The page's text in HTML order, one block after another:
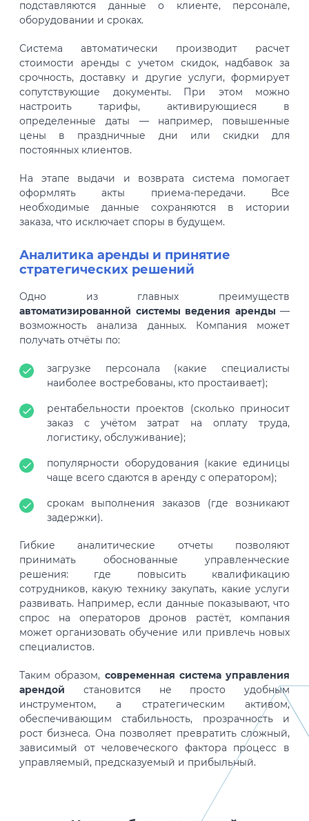
подставляются данные о клиенте, персонале,
оборудовании и сроках.
Система автоматически производит расчет
стоимости аренды с учетом скидок, надбавок за
срочность, доставку и другие услуги, формирует
сопутствующие документы. При этом можно
настроить тарифы, активирующиеся в
определенные даты — например, повышенные
цены в праздничные дни или скидки для
постоянных клиентов.
На этапе выдачи и возврата система помогает
оформлять акты приема-передачи. Все
необходимые данные сохраняются в истории
заказа, что исключает споры в будущем.
Аналитика аренды и принятие
стратегических решений
Одно из главных преимуществ
автоматизированной системы ведения аренды —
возможность анализа данных. Компания может
получать отчёты по:
загрузке персонала (какие специалисты
наиболее востребованы, кто простаивает);
рентабельности проектов (сколько приносит
заказ с учётом затрат на оплату труда,
логистику, обслуживание);
популярности оборудования (какие единицы
чаще всего сдаются в аренду с оператором);
срокам выполнения заказов (где возникают
задержки).
Гибкие аналитические отчеты позволяют
принимать обоснованные управленческие
решения: где повысить квалификацию
сотрудников, какую технику закупать, какие услуги
развивать. Например, если данные показывают, что
спрос на операторов дронов растёт, компания
может организовать обучение или привлечь новых
специалистов.
Таким образом, современная система управления
арендой становится не просто удобным
инструментом, а стратегическим активом,
обеспечивающим стабильность, прозрачность и
рост бизнеса. Она позволяет превратить сложный,
зависимый от человеческого фактора процесс в
управляемый, предсказуемый и прибыльный.